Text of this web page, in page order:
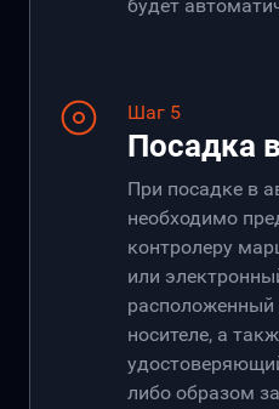
будет
Шаг 5
Посадка
При посадке в
необходимо
контролеру
или
расположенный
носителе, а
либо образом